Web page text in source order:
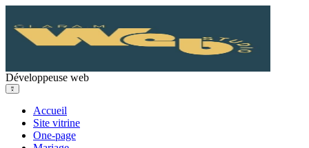
Développeuse web
Accueil
Site vitrine
One-page